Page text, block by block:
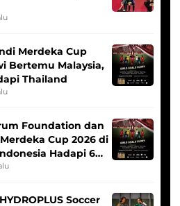
Merdeka Cup
Bertemu Malaysia,
Thailand
Foundation dan
Cup 2026 di
Hadapi 6
Soccer